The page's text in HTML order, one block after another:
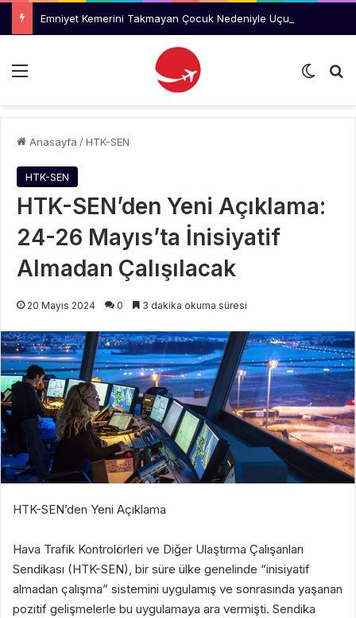
Menü Dış
Anasayfa /HTK-SEN
HTK-SEN
HTK-SEN’den Yeni Açıklama:
24-26 Mayıs’ta İnisiyatif
Almadan Çalışılacak
20 Mayıs 2024 0 3 dakika okuma süresi
HTK-SEN’den Yeni Açıklama
Hava Trafik Kontrolörleri ve Diğer Ulaştırma Çalışanları
Sendikası (HTK-SEN), bir süre ülke genelinde “inisiyatif
almadan çalışma” sistemini uygulamış ve sonrasında yaşanan
pozitif gelişmelerle bu uygulamaya ara vermişti. Sendika